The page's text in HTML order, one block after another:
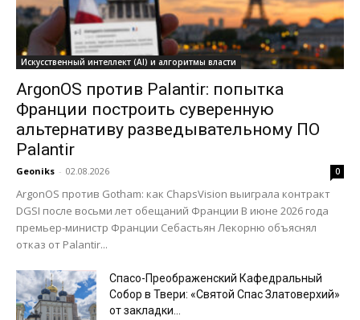
Искусственный интеллект (AI) и алгоритмы власти
ArgonOS против Palantir: попытка
Франции построить суверенную
альтернативу разведывательному ПО
Palantir
Geoniks - 02.08.2026 0
ArgonOS против Gotham: как ChapsVision выиграла контракт
DGSI после восьми лет обещаний Франции В июне 2026 года
премьер-министр Франции Себастьян Лекорню объяснял
отказ от Palantir...
Спасо-Преображенский Кафедральный
Собор в Твери: «Святой Спас Златоверхий»
от закладки...